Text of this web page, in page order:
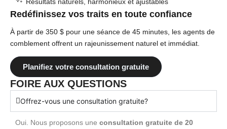
Redéfinissez vos traits en toute confiance
À partir de 350 $ pour une séance de 45 minutes, les agents de
comblement offrent un rajeunissement naturel et immédiat.
Planifiez votre consultation gratuite
FOIRE AUX QUESTIONS
Offrez-vous une consultation gratuite?
Oui. Nous proposons une consultation gratuite de 20